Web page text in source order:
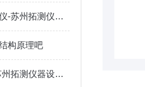
岩石压入硬度试验仪-苏州拓测仪器设备有限公司
构原理吧
液晶微控环剪仪-苏州拓测仪器设备有限公司